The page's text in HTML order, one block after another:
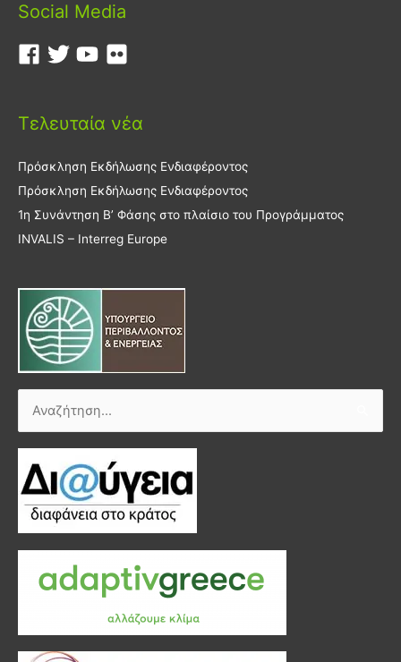
Social Media
Τελευταία νέα
Πρόσκληση Εκδήλωσης Ενδιαφέροντος
Πρόσκληση Εκδήλωσης Ενδιαφέροντος
1η Συνάντηση Β’ Φάσης στο πλαίσιο του Προγράμματος
INVALIS – Interreg Europe
Αναζήτηση